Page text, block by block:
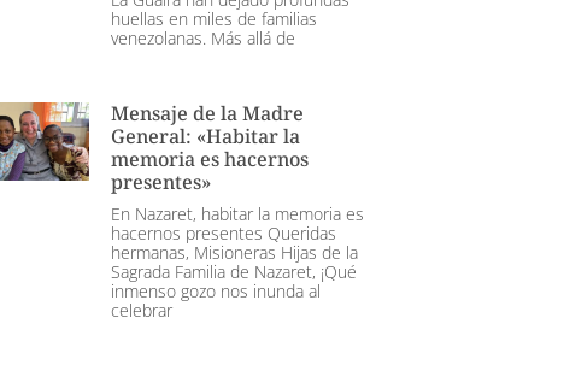
huellas en miles de familias
venezolanas. Más allá de
Mensaje de la Madre
General: «Habitar la
memoria es hacernos
presentes»
En Nazaret, habitar la memoria es
hacernos presentes Queridas
hermanas, Misioneras Hijas de la
Sagrada Familia de Nazaret, ¡Qué
inmenso gozo nos inunda al
celebrar